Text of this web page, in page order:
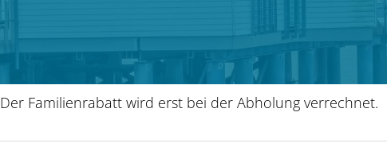
Der Familienrabatt wird erst bei der Abholung verrechnet.